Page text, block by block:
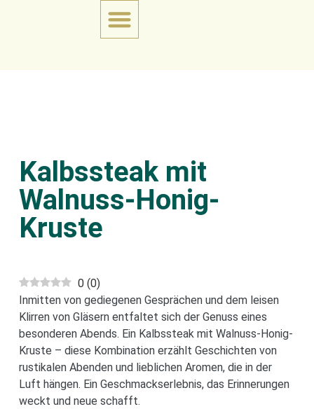
Kalbssteak mit
Walnuss-Honig-
Kruste
0 (0)
Inmitten von gediegenen Gesprächen und dem leisen
Klirren von Gläsern entfaltet sich der Genuss eines
besonderen Abends. Ein Kalbssteak mit Walnuss-Honig-
Kruste – diese Kombination erzählt Geschichten von
rustikalen Abenden und lieblichen Aromen, die in der
Luft hängen. Ein Geschmackserlebnis, das Erinnerungen
weckt und neue schafft.